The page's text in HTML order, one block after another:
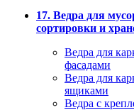
17. Ведра для
сортировки и
Ведра для
фасадами
Ведра для
ящиками
Ведра с